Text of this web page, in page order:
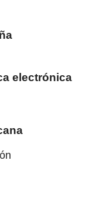
electrónica